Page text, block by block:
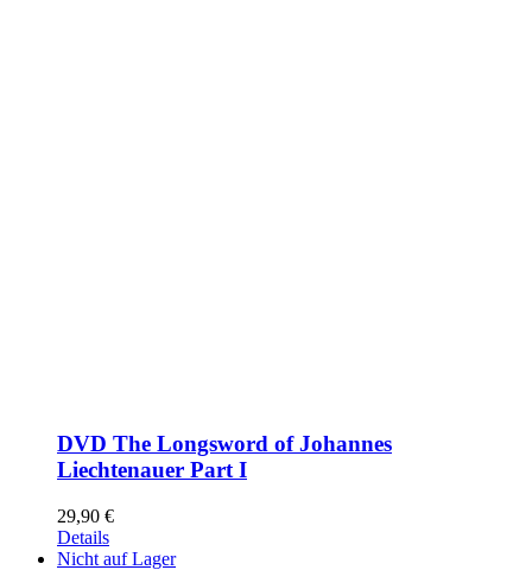
DVD The Longsword of Johannes
Liechtenauer Part I
29,90 €
Details
Nicht auf Lager